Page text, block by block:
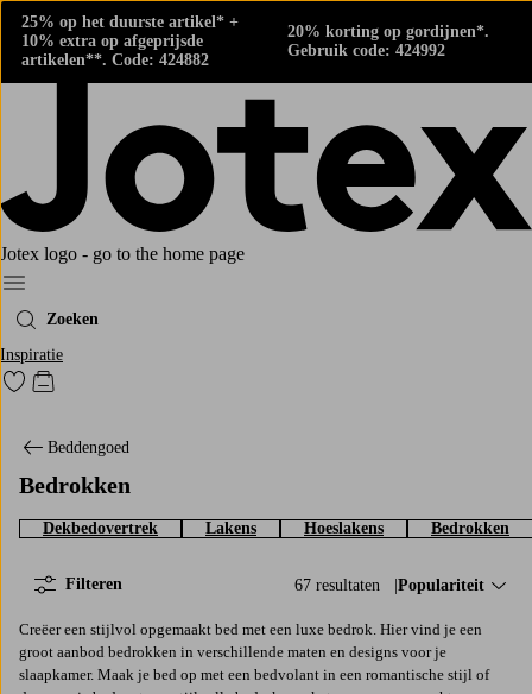
25% op het duurste artikel* +
10% extra op afgeprijsde
artikelen**. Code: 424882
20% korting op gordijnen*.
Gebruik code: 424992
Jotex logo - go to the home page
Menu
Zoeken
Inspiratie
Ga naar favoriet gemarkeerde producten
Go to checkout
Beddengoed
Bedrokken
Dekbedovertrek Lakens Hoeslakens Bedrokken
67 resultaten Sorteer op:
Populariteit
Filteren
Creëer een stijlvol opgemaakt bed met een luxe bedrok. Hier vind je een
groot aanbod bedrokken in verschillende maten en designs voor je
slaapkamer. Maak je bed op met een bedvolant in een romantische stijl of